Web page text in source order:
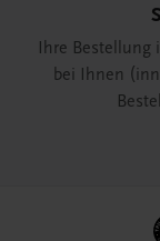
Ihre Bestellung
bei Ihnen